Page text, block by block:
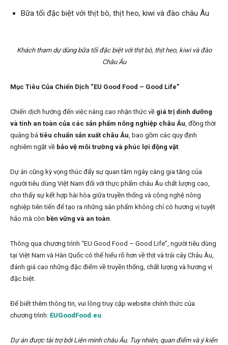
Bữa tối đặc biệt với thịt bò, thịt heo, kiwi và đào châu Âu
Khách tham dự dùng bữa tối đặc biệt với thịt bò, thịt heo, kiwi và đào
Châu Âu
Mục Tiêu Của Chiến Dịch “EU Good Food – Good Life”
Chiến dịch hướng đến việc nâng cao nhận thức về giá trị dinh dưỡng
và tính an toàn của các sản phẩm nông nghiệp châu Âu, đồng thời
quảng bá tiêu chuẩn sản xuất châu Âu, bao gồm các quy định
nghiêm ngặt về bảo vệ môi trường và phúc lợi động vật.
Dự án cũng kỳ vọng thúc đẩy sự quan tâm ngày càng gia tăng của
người tiêu dùng Việt Nam đối với thực phẩm châu Âu chất lượng cao,
cho thấy sự kết hợp hài hòa giữa truyền thống và công nghệ nông
nghiệp tiên tiến để tạo ra những sản phẩm không chỉ có hương vị tuyệt
hảo mà còn bền vững và an toàn.
Thông qua chương trình “EU Good Food – Good Life”, người tiêu dùng
tại Việt Nam và Hàn Quốc có thể hiểu rõ hơn về thịt và trái cây Châu Âu,
đánh giá cao những đặc điểm về truyền thống, chất lượng và hương vị
đặc biệt.
Để biết thêm thông tin, vui lòng truy cập website chính thức của
chương trình: EUGoodFood.eu.
Dự án được tài trợ bởi Liên minh châu Âu. Tuy nhiên, quan điểm và ý kiến